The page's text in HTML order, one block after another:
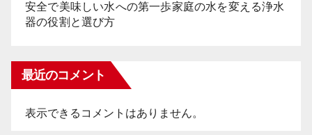
安全で美味しい水への第一歩家庭の水を変える浄水
器の役割と選び方
最近のコメント
表示できるコメントはありません。